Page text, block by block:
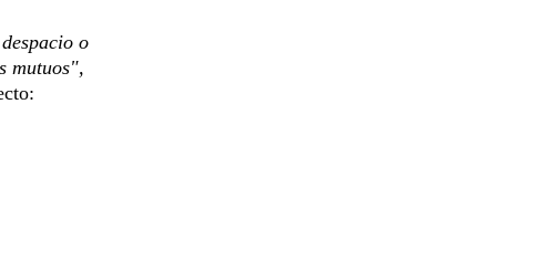
o
mutuos",